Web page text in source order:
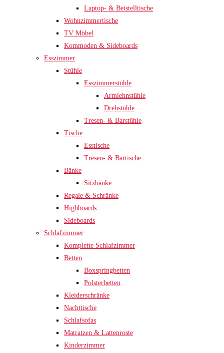
Laptop- & Beistelltische
Wohnzimmertische
TV Möbel
Kommoden & Sideboards
Esszimmer
Stühle
Esszimmerstühle
Armlehnstühle
Drehstühle
Tresen- & Barstühle
Tische
Esstische
Tresen- & Bartische
Bänke
Sitzbänke
Regale & Schränke
Highboards
Sideboards
Schlafzimmer
Komplette Schlafzimmer
Betten
Boxspringbetten
Polsterbetten
Kleiderschränke
Nachttische
Schlafsofas
Matratzen & Lattenroste
Kinderzimmer